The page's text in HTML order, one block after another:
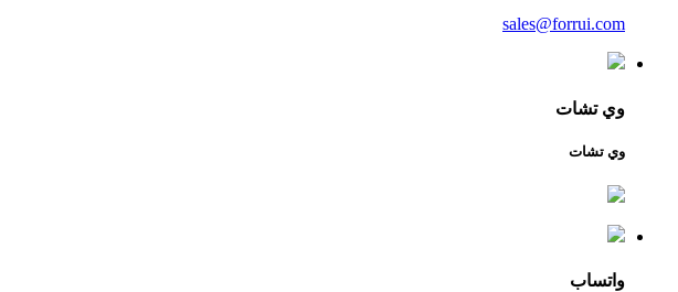
sales@forrui.com
وي تشات
وي تشات
واتساب